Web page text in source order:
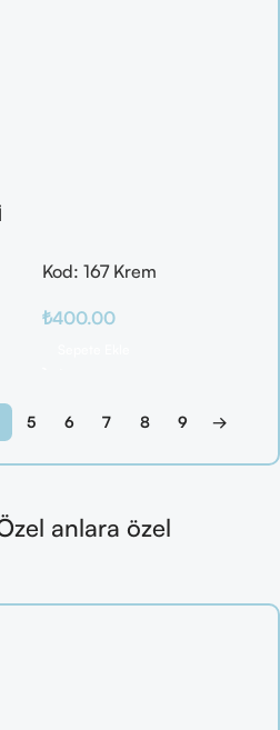
Kod: 167 Krem
₺400.00
5 6 7 8 9 →
anlara özel